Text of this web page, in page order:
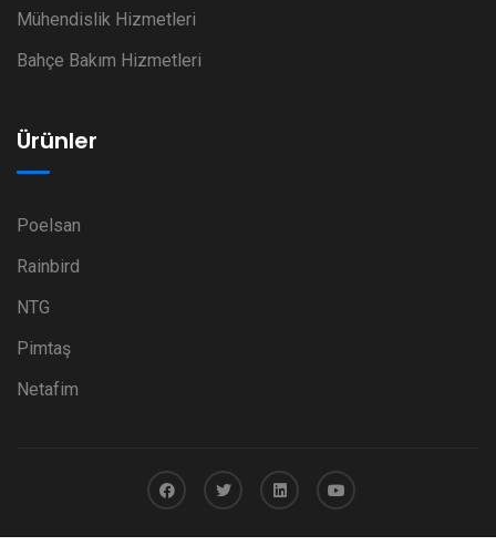
Mühendislik Hizmetleri
Bahçe Bakım Hizmetleri
Ürünler
Poelsan
Rainbird
NTG
Pimtaş
Netafim